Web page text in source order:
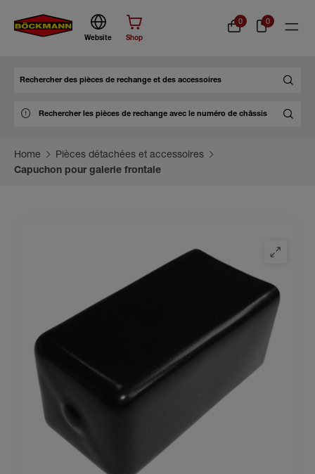
Website Shop
0 0
Home
Pièces détachées et accessoires
Capuchon pour galerie frontale